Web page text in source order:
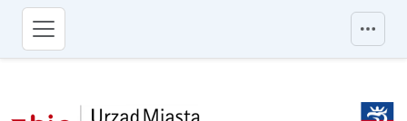
przejdź do głównego menu